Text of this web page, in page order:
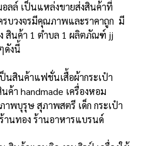
อลล์ เป็นแหล่งขายส่งสินค้าที่
บวงจรมีคุณภาพและราคาถูก มี
สินค้า 1 ตำบล 1 ผลิตภัณฑ์ jj
ดังนี้
สินค้าแฟชั่นเสื้อผ้ากระเป๋า
ค้า handmade เครื่องหอม
าพบุรุษ สุภาพสตรี เด็ก กระเป๋า
ร้านทอง ร้านอาหารแบรนด์